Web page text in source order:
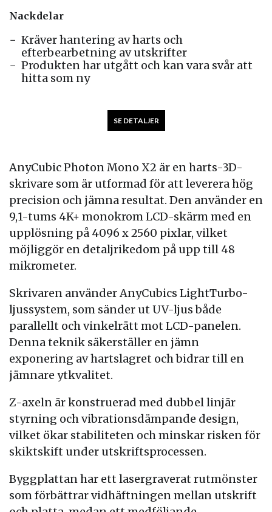
AnyCubic Photon Mono X2 är en harts-3D-
skrivare som är utformad för att leverera hög
precision och jämna resultat. Den använder en
9,1-tums 4K+ monokrom LCD-skärm med en
upplösning på 4096 x 2560 pixlar, vilket
möjliggör en detaljrikedom på upp till 48
mikrometer.
Skrivaren använder AnyCubics LightTurbo-
ljussystem, som sänder ut UV-ljus både
parallellt och vinkelrätt mot LCD-panelen.
Denna teknik säkerställer en jämn
exponering av hartslagret och bidrar till en
jämnare ytkvalitet.
Z-axeln är konstruerad med dubbel linjär
styrning och vibrationsdämpande design,
vilket ökar stabiliteten och minskar risken för
skiktskift under utskriftsprocessen.
Byggplattan har ett lasergraverat rutmönster
som förbättrar vidhäftningen mellan utskrift
Nackdelar
Kräver hantering av harts och
efterbearbetning av utskrifter
Produkten har utgått och kan vara svår att
hitta som ny
SE DETALJER